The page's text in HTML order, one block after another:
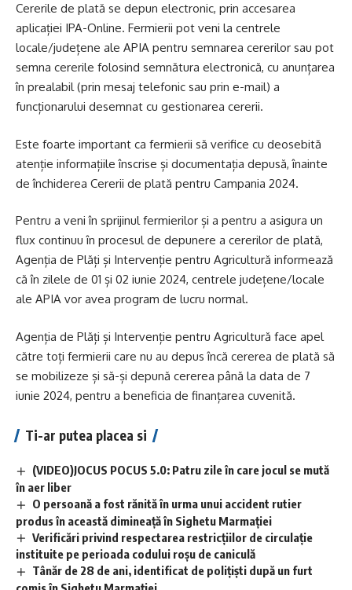
Cererile de plată se depun electronic, prin accesarea
aplicației IPA-Online. Fermierii pot veni la centrele
locale/județene ale APIA pentru semnarea cererilor sau pot
semna cererile folosind semnătura electronică, cu anunțarea
în prealabil (prin mesaj telefonic sau prin e-mail) a
funcționarului desemnat cu gestionarea cererii.
Este foarte important ca fermierii să verifice cu deosebită
atenție informațiile înscrise și documentația depusă, înainte
de închiderea Cererii de plată pentru Campania 2024.
Pentru a veni în sprijinul fermierilor și a pentru a asigura un
flux continuu în procesul de depunere a cererilor de plată,
Agenția de Plăți și Intervenție pentru Agricultură informează
că în zilele de 01 și 02 iunie 2024, centrele județene/locale
ale APIA vor avea program de lucru normal.
Agenția de Plăți și Intervenție pentru Agricultură face apel
către toți fermierii care nu au depus încă cererea de plată să
se mobilizeze și să-și depună cererea până la data de 7
iunie 2024, pentru a beneficia de finanțarea cuvenită.
Ti-ar putea placea si
(VIDEO)JOCUS POCUS 5.0: Patru zile în care jocul se mută
în aer liber
O persoană a fost rănită în urma unui accident rutier
produs în această dimineață în Sighetu Marmației
Verificări privind respectarea restricțiilor de circulație
instituite pe perioada codului roșu de caniculă
Tânăr de 28 de ani, identificat de polițiști după un furt